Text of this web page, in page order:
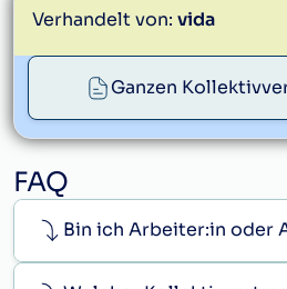
Ganzen
Verhandelt von: vida
info@vida.at
FAQ
Bin ich Arbeiter:in oder